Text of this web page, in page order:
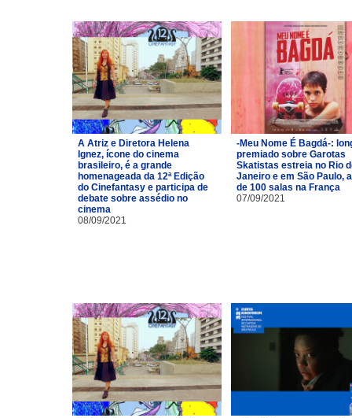
A Atriz e Diretora Helena
Ignez, ícone do cinema
brasileiro, é a grande
homenageada da 12ª Edição
do Cinefantasy e participa de
debate sobre assédio no
cinema
08/09/2021
-Meu Nome É Bagdá-:
premiado sobre Garotas
Skatistas estreia no Rio
Janeiro e em São Paulo,
de 100 salas na França
07/09/2021